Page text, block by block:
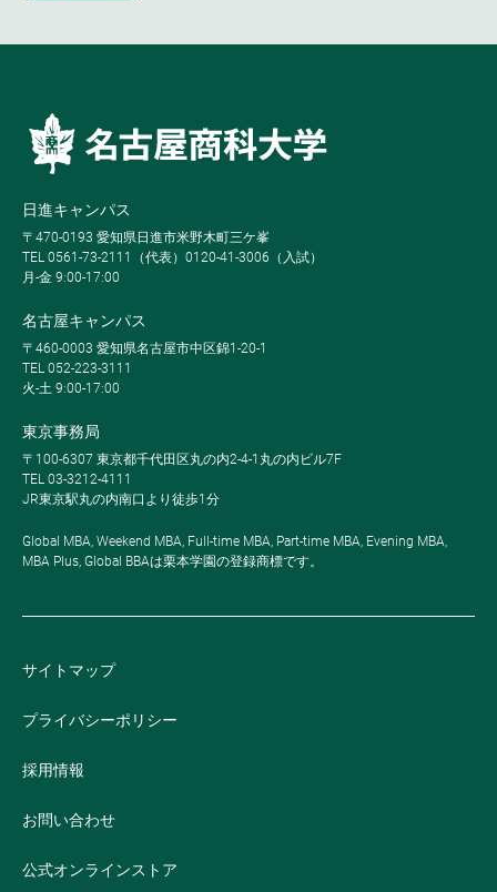
日進キャンパス
〒470-0193 愛知県日進市米野木町三ケ峯
TEL 0561-73-2111（代表）0120-41-3006（入試）
月-金 9:00-17:00
名古屋キャンパス
〒460-0003 愛知県名古屋市中区錦1-20-1
TEL 052-223-3111
火-土 9:00-17:00
東京事務局
〒100-6307 東京都千代田区丸の内2-4-1丸の内ビル7F
TEL 03-3212-4111
JR東京駅丸の内南口より徒歩1分
Global MBA, Weekend MBA, Full-time MBA, Part-time MBA, Evening MBA,
MBA Plus, Global BBAは栗本学園の登録商標です。
サイトマップ
プライバシーポリシー
採用情報
お問い合わせ
公式オンラインストア